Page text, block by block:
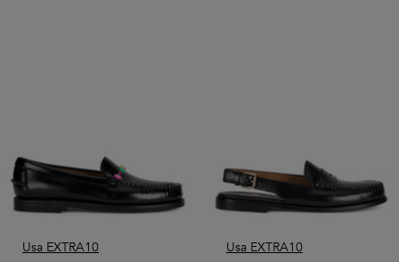
Usa EXTRA10 Usa EXTRA10